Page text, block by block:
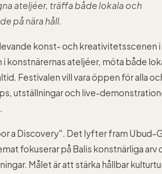
ateljéer, träffa både lokala och
på nära håll.
konst- och kreativitetsscenen
konstnärernas ateljéer, möta både
Festivalen vill vara öppen för alla
utställningar och live-
a Discovery". Det lyfter fram
fokuserar på Balis konstnärliga arv
Målet är att stärka hållbar